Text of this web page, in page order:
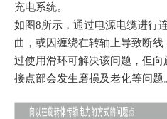
充电系统。
如图8所示，通过电源电缆进行
曲，或因缠绕在转轴上导致断
过使用滑环可解决该问题，但
接点部会发生磨损及老化等问题